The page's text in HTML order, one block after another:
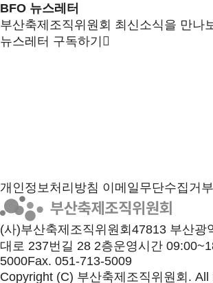
BFO 뉴스레터
부산축제조직위원회 최신소식을 만나
뉴스레터 구독하기
개인정보처리방침 이메일무단수집거부
(사)부산축제조직위원회47813 부산광
대로 237번길 28 2층운영시간
5000Fax. 051-713-5009
Copyright (C) 부산축제조직위원회. All